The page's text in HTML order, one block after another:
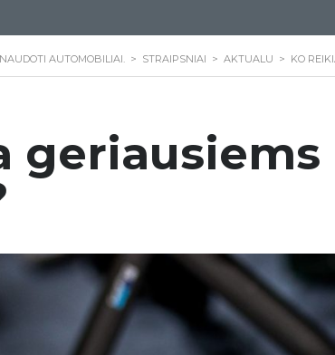
AUTOMOBILIAI. > STRAIPSNIAI > AKTUALU > KO
geriausiems